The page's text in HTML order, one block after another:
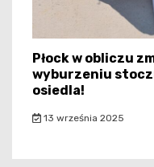
Płock w obliczu
wyburzeniu
osiedla!
13 września 2025